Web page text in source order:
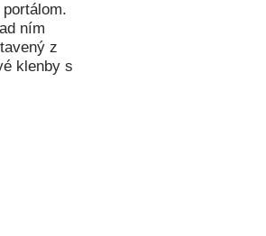
ním
z
klenby s